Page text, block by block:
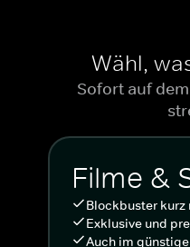
Wähl,
Sofort auf
Filme &
Blockbuster kurz
Exklusive und
Auch im